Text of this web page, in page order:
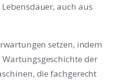
auch aus
setzen, indem
der
die fachgerecht